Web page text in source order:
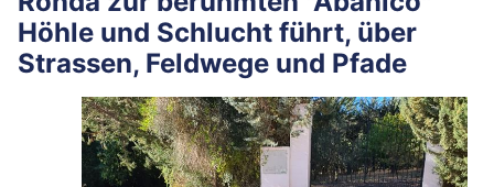
Höhle und Schlucht führt, über
Strassen, Feldwege und Pfade